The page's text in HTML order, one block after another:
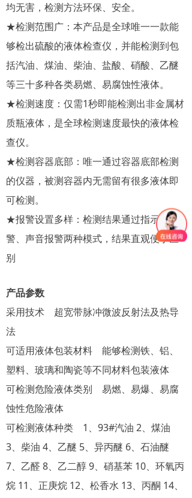
ꁕ 公司简介
ꁕ 荣誉资质
联系我们
均无害，检测方法环保、安全。
★检测范围广：本产品是全球唯一一款能
够检出硫酸的液体检查仪，并能检测到包
括汽油、煤油、柴油、盐酸、硝酸、乙醚
等三十多种各类易燃、易腐蚀性液体。
★检测速度：仅需1秒即能检测出非金属材
质瓶液体，是全球检测速度最快的液体检
查仪。
★检测容器底部：唯一通过容器底部检测
的仪器，被测容器内无需留有很多液体即
可检测。
★报警设置多样：检测结果通过指示灯报
警、声音报警两种模式，结果直观便于区
别
产品参数
采用技术 超宽带脉冲微波反射法及热导
法
可适用液体包装材料 能够检测铁、铝、
塑料、玻璃和陶瓷等不同材料包装液体
可检测危险液体类别 易燃、易爆、易腐
蚀性危险液体
可检测液体种类 1、93#汽油 2、煤油
3、柴油 4、乙醚 5、异丙醚 6、石油醚
7、乙醛 8、乙二醇 9、硝基苯 10、环氧丙
烷 11、正庚烷 12、松香水 13、丙酮 14、